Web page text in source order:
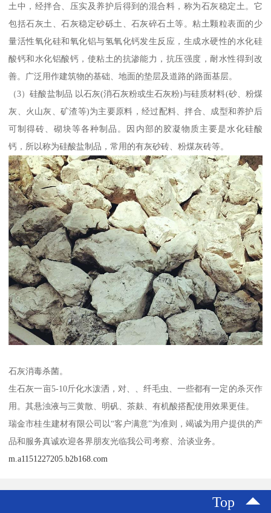
土中，经拌合、压实及养护后得到的混合料，称为石灰稳定土。它
包括石灰土、石灰稳定砂砾土、石灰碎石土等。粘土颗粒表面的少
量活性氧化硅和氧化铝与氢氧化钙发生反应，生成水硬性的水化硅
酸钙和水化铝酸钙，使粘土的抗渗能力，抗压强度，耐水性得到改
善。广泛用作建筑物的基础、地面的垫层及道路的路面基层。
（3）硅酸盐制品 以石灰(消石灰粉或生石灰粉)与硅质材料(砂、粉煤
灰、火山灰、矿渣等)为主要原料，经过配料、拌合、成型和养护后
可制得砖、砌块等各种制品。因内部的胶凝物质主要是水化硅酸
钙，所以称为硅酸盐制品，常用的有灰砂砖、粉煤灰砖等。
石灰消毒杀菌。
生石灰一亩5-10斤化水泼洒，对、、纤毛虫、一些都有一定的杀灭作
用。其悬浊液与三黄散、明矾、茶麸、有机酸搭配使用效果更佳。
瑞金市桂生建材有限公司以“客户满意”为准则，竭诚为用户提供的产
品和服务真诚欢迎各界朋友光临我公司考察、洽谈业务。
m.a1151227205.b2b168.com
Top